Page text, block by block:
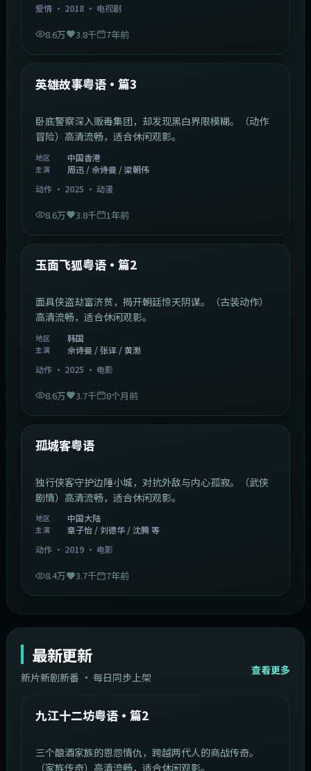
爱情· 2018· 电视剧
8.6万 3.8千 7年前
热门
英雄故事粤语·篇3
卧底警察深入贩毒集团，却发现黑白界限模糊。（动作
冒险）高清流畅，适合休闲观影。
地区 中国香港
主演
周迅 / 佘诗曼 / 梁朝伟
动作· 2025 · 动漫
8.6万 3.8千 1年前
热门
玉面飞狐粤语·篇2
面具侠盗劫富济贫，揭开朝廷惊天阴谋。（古装动作）
高清流畅，适合休闲观影。
地区 韩国
主演
佘诗曼 / 张译 / 黄渤
动作· 2025 · 电影
8.6万 3.7千 8个月前
热门
孤城客粤语
独行侠客守护边陲小城，对抗外敌与内心孤寂。（武侠
剧情）高清流畅，适合休闲观影。
地区 中国大陆
主演
章子怡 / 刘德华 / 沈腾 等
动作· 2019· 电影
8.4万 3.7千 7年前
最新更新
新片新剧新番 · 每日同步上架
查看更多
最新
中国大陆 1:20:26
九江十二坊粤语·篇2
三个酿酒家族的恩怨情仇，跨越两代人的商战传奇。
（家族传奇）高清流畅，适合休闲观影。